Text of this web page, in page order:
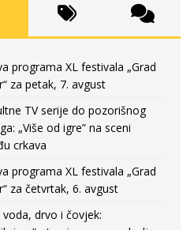
FOKUS
programa XL festivala „Grad
za petak, 7. avgust
TV serije do pozorišnog
„Više od igre” na sceni
crkava
programa XL festivala „Grad
za četvrtak, 6. avgust
voda, drvo i čovjek: